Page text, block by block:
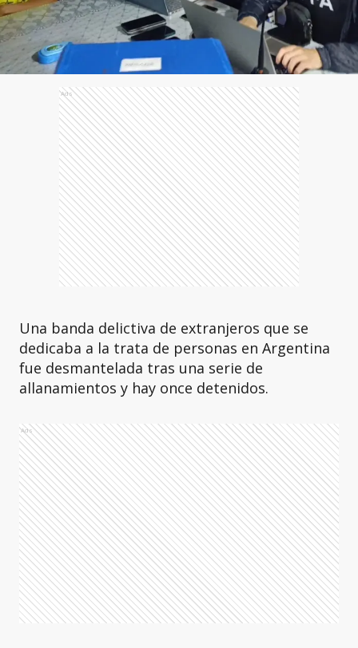
Ads
Una banda delictiva de extranjeros que se
dedicaba a la trata de personas en Argentina
fue desmantelada tras una serie de
allanamientos y hay once detenidos.
Ads